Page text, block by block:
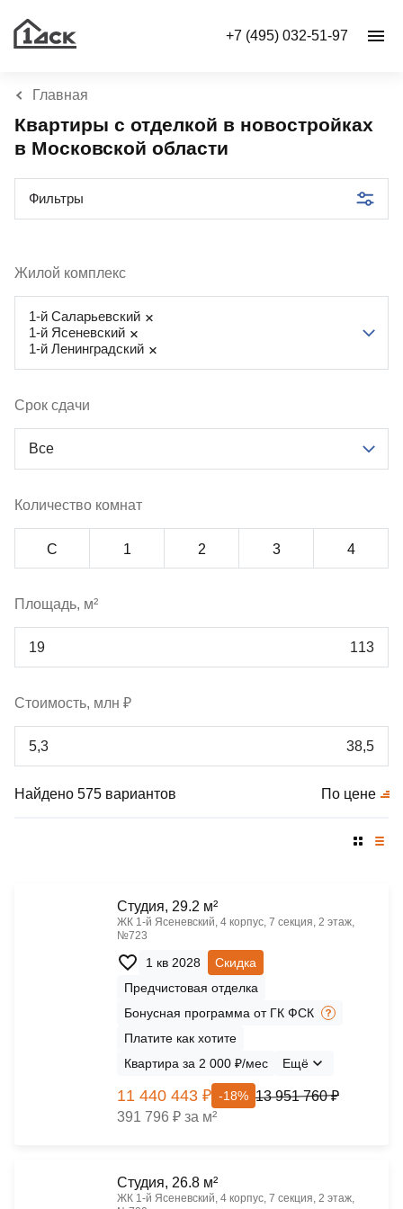
+7 (495) 032-51-97
Главная
Квартиры с отделкой в новостройках
в Московской области
Фильтры
Жилой комплекс
1-й Саларьевский
1-й Ясеневский
1-й Ленинградский
Срок сдачи
Все
Количество комнат
С 1 2 3 4
Площадь, м²
Стоимость, млн ₽
Найдено 575 вариантов По цене
Cтудия, 29.2 м²
ЖК 1‑й Ясеневский, 4 корпус, 7 секция, 2 этаж,
№723
1 кв 2028
Скидка
Предчистовая отделка
Бонусная программа от ГК ФСК
Платите как хотите
Квартира за 2 000 ₽/мес
Ещё
11 440 443 ₽ -18% 13 951 760 ₽
391 796 ₽ за м²
Cтудия, 26.8 м²
ЖК 1‑й Ясеневский, 4 корпус, 7 секция, 2 этаж,